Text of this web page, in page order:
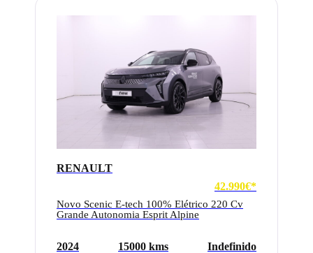
RENAULT
42.990€*
Novo Scenic E-tech 100% Elétrico 220 Cv
Grande Autonomia Esprit Alpine
2024 15000 kms Indefinido